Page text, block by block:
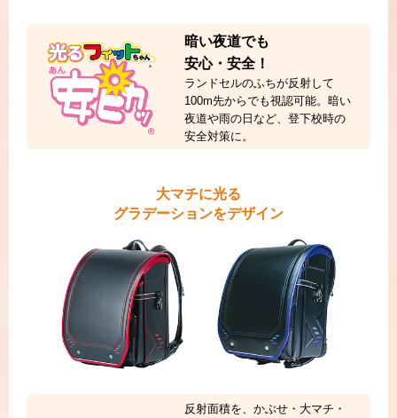
暗い夜道でも
安心・安全！
ランドセルのふちが反射して
100m先からでも視認可能。暗い
夜道や雨の日など、登下校時の
安全対策に。
大マチに光る
グラデーションをデザイン
反射面積を、かぶせ・大マチ・